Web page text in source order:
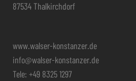
87534 Thalkirchdorf
www.walser-konstanzer.de
info@walser-konstanzer.de
Tele: +49 8325 1297